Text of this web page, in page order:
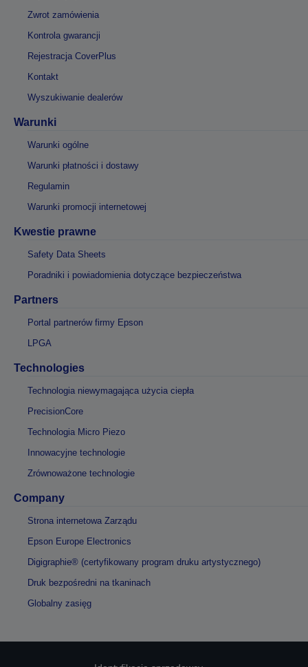
Zwrot zamówienia
Kontrola gwarancji
Rejestracja CoverPlus
Kontakt
Wyszukiwanie dealerów
Warunki
Warunki ogólne
Warunki płatności i dostawy
Regulamin
Warunki promocji internetowej
Kwestie prawne
Safety Data Sheets
Poradniki i powiadomienia dotyczące bezpieczeństwa
Partners
Portal partnerów firmy Epson
LPGA
Technologies
Technologia niewymagająca użycia ciepła
PrecisionCore
Technologia Micro Piezo
Innowacyjne technologie
Zrównoważone technologie
Company
Strona internetowa Zarządu
Epson Europe Electronics
Digigraphie® (certyfikowany program druku artystycznego)
Druk bezpośredni na tkaninach
Globalny zasięg